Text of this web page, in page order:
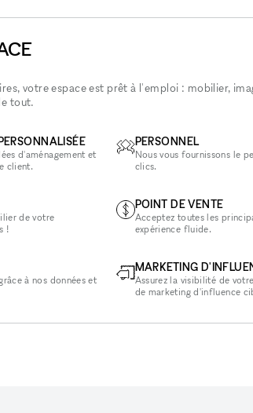
votre espace est prêt à l'emploi : mobilier,
tout.
d'aménagement et
client.
de votre
!
à nos données et
PERSONNEL
Nous vous fournissons le
clics.
POINT DE VENTE
Acceptez toutes les
expérience fluide.
MARKETING
Assurez la visibilité de
de marketing d'influence